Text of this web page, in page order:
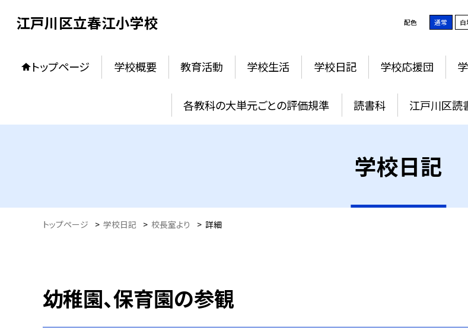
江戸川区立春江小学校 配色 通常 白
トップページ 学校概要 教育活動 学校生活 学校日記 学校応援団
各教科の大単元ごとの評価規準 読書科 江戸川区読
学校日記
トップページ > 学校日記 > 校長室より > 詳細
幼稚園、保育園の参観